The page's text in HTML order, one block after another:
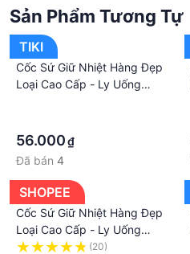
Sản Phẩm Tương Tự
TIKI
Cốc Sứ Giữ Nhiệt Hàng Đẹp
Loại Cao Cấp - Ly Uống
56.000₫
Đã bán 4
SHOPEE
Cốc Sứ Giữ Nhiệt Hàng Đẹp
Loại Cao Cấp - Ly Uống
Nước Bằng Gốm Có Nắp Soi
(20)